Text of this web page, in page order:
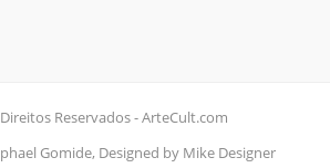
Reservados - ArteCult.com
Gomide, Designed by Mike Designer